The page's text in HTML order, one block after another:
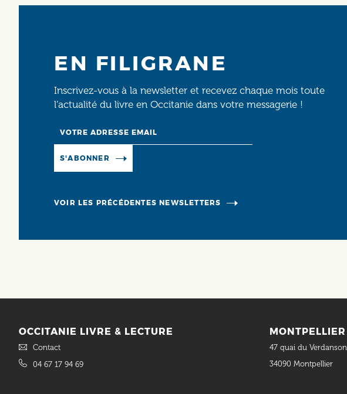
EN FILIGRANE
Inscrivez-vous à la newsletter et recevez chaque mois toute
l’actualité du livre en Occitanie dans votre messagerie !
S'ABONNER
VOIR LES PRÉCÉDENTES NEWSLETTERS
OCCITANIE LIVRE & LECTURE
Contact
04 67 17 94 69
MONTPELLIER
47 quai du Verdanson
34090 Montpellier